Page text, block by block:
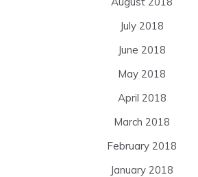
July 2018
June 2018
May 2018
April 2018
March 2018
February 2018
January 2018